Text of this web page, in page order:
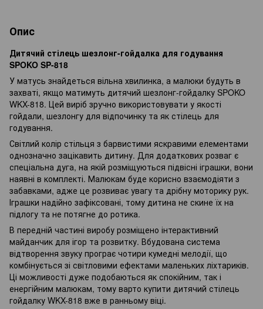
Опис
Дитячий стілець шезлонг-гойдалка для годування
SPOKO SP-818
У матусь знайдеться вільна хвилинка, а малюки будуть в
захваті, якщо матимуть дитячий шезлонг-гойдалку SPOKO
WKX-818. Цей виріб зручно використовувати у якості
гойдали, шезлонгу для відпочинку та як стілець для
годування.
Світлий колір стільця з барвистими яскравими елементами
однозначно зацікавить дитину. Для додаткових розваг є
спеціальна дуга, на якій розміщуються підвісні іграшки, вони
наявні в комплекті. Малюкам буде корисно взаємодіяти з
забавками, адже це розвиває увагу та дрібну моторику рук.
Іграшки надійно зафіксовані, тому дитина не скине їх на
підлогу та не потягне до ротика.
В передній частині виробу розміщено інтерактивний
майданчик для ігор та розвитку. Вбудована система
відтворення звуку програє чотири кумедні мелодії, що
комбінується зі світловими ефектами маленьких ліхтариків.
Ці можливості дуже подобаються як спокійним, так і
енергійним малюкам, тому варто купити дитячий стілець
гойдалку WKX-818 вже в ранньому віці.